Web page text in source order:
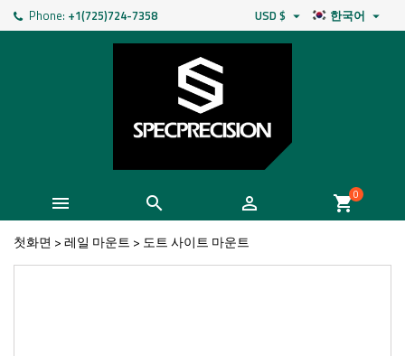
Phone: +1(725)724-7358 한국어 
USD $ 
   shopping_cart0
첫화면 >레일 마운트 > 도트 사이트 마운트